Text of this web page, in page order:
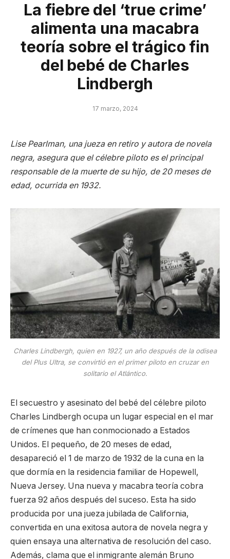
La fiebre del ‘true crime’
alimenta una macabra
teoría sobre el trágico fin
del bebé de Charles
Lindbergh
17 marzo, 2024
Lise Pearlman, una jueza en retiro y autora de novela
negra, asegura que el célebre piloto es el principal
responsable de la muerte de su hijo, de 20 meses de
edad, ocurrida en 1932.
Charles Lindbergh, quien en 1927, un año después de la odisea
del Plus Ultra, se convirtió en el primer piloto en cruzar en
solitario el Atlántico.
El secuestro y asesinato del bebé del célebre piloto
Charles Lindbergh ocupa un lugar especial en el mar
de crímenes que han conmocionado a Estados
Unidos. El pequeño, de 20 meses de edad,
desapareció el 1 de marzo de 1932 de la cuna en la
que dormía en la residencia familiar de Hopewell,
Nueva Jersey. Una nueva y macabra teoría cobra
fuerza 92 años después del suceso. Esta ha sido
producida por una jueza jubilada de California,
convertida en una exitosa autora de novela negra y
quien ensaya una alternativa de resolución del caso.
Además, clama que el inmigrante alemán Bruno